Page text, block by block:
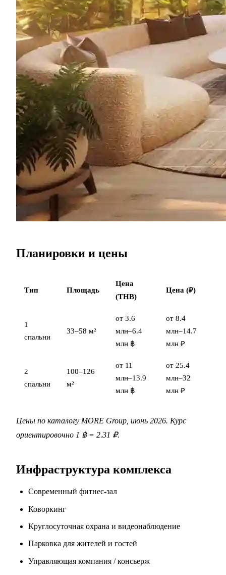
Планировки и цены
Тип Площадь
Цена
(THB)
Цена (₽)
1
спальни
33–58 м²
от 3.6
млн–6.4
млн ฿
от 8.4
млн–14.7
млн ₽
2
спальни
100–126
м²
от 11
млн–13.9
млн ฿
от 25.4
млн–32
млн ₽
Цены по каталогу MORE Group, июнь 2026. Курс
ориентировочно 1 ฿ = 2.31 ₽.
Инфраструктура комплекса
Современный фитнес-зал
Коворкинг
Круглосуточная охрана и видеонаблюдение
Парковка для жителей и гостей
Управляющая компания / консьерж